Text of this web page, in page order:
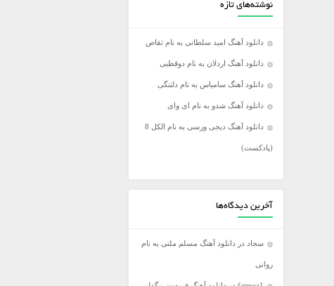
مازیار فلاحی
مجید اخشابی
محسن ابراهیم زاده
محسن چاووشی
نوشته‌های تازه
دانلود آهنگ امید سلطانی به نام تقاص
دانلود آهنگ اردلان به نام دوقطبی
دانلود آهنگ سامیاس به نام دلتنگی
دانلود آهنگ شدو به نام ای وای
دانلود آهنگ دیجی ورسی به نام الکل 8
(پادکست)
آخرین دیدگاه‌ها
سجاد در دانلود آهنگ مسلم ملتی به نام
روانی